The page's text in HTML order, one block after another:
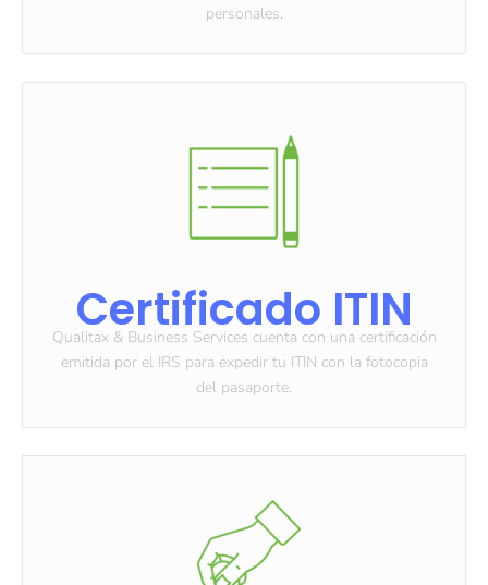
personales.
Certificado ITIN
Qualitax & Business Services cuenta con una certificación
emitida por el IRS para expedir tu ITIN con la fotocopia
del pasaporte.